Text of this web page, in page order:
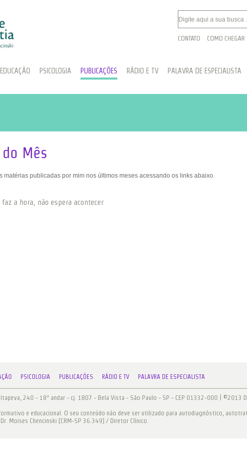
CONTATO COMO CHEGAR
EDUCAÇÃO PSICOLOGIA PUBLICAÇÕES RÁDIO E TV PALAVRA DE ESPECIALISTA
Mês
matérias publicadas por mim nos últimos meses acessando os links abaixo.
faz a hora, não espera acontecer
PSICOLOGIA PUBLICAÇÕES RÁDIO E TV PALAVRA DE ESPECIALISTA
240 - 18º andar - cj. 1807 - Bela Vista - São Paulo - SP - CEP 01332-000 | ©2013
e educacional. O seu conteúdo não deve ser utilizado para autodiagnóstico,
Moises Chencinski (CRM-SP 36.349) / Diretor Clínico.